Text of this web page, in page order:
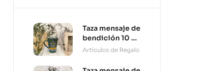
Taza mensaje de
bendición 10 oz
Persevera
Artículos de Regalo